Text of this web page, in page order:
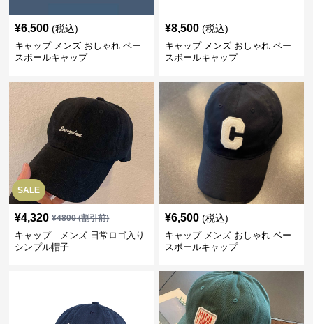
¥6,500 (税込)
キャップ メンズ おしゃれ ベー
スボールキャップ
¥8,500 (税込)
キャップ メンズ おしゃれ ベー
スボールキャップ
SALE
¥4,320 ¥4800(割引前)
キャップ メンズ 日常ロゴ入り
シンプル帽子
¥6,500 (税込)
キャップ メンズ おしゃれ ベー
スボールキャップ